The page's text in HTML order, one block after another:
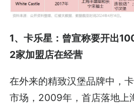
1、卡乐星：曾宣称要开出
2家加盟店在经营
在外来的精致汉堡品牌中，
市场，2009年，首店落地上